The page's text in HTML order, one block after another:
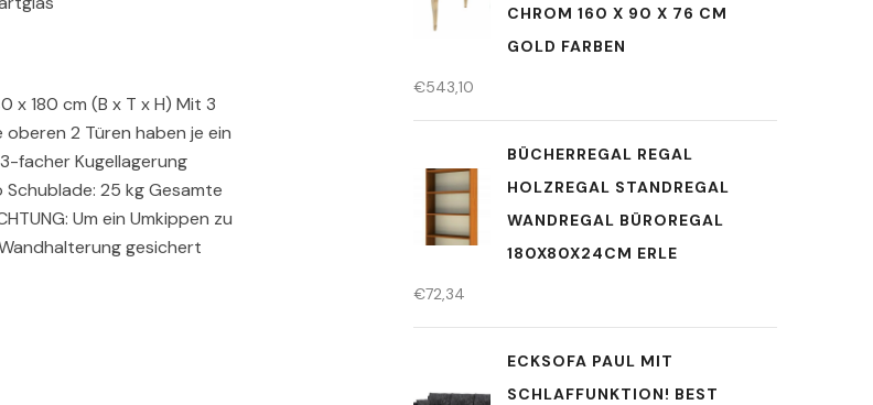
x 180 cm (B x T x H) Mit 3
2 Türen haben je ein
facher Kugellagerung
25 kg Gesamte
Um ein Umkippen zu
gesichert
CHROM 160 X 90 X 76 CM
GOLD FARBEN
€543,10
BÜCHERREGAL REGAL
HOLZREGAL STANDREGAL
WANDREGAL BÜROREGAL
180X80X24CM ERLE
€72,34
ECKSOFA PAUL MIT
SCHLAFFUNKTION! BEST